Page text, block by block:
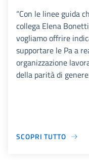
“Con le linee guida
collega Elena
vogliamo offrire
supportare le Pa a
organizzazione
della parità di
SCOPRI TUTTO